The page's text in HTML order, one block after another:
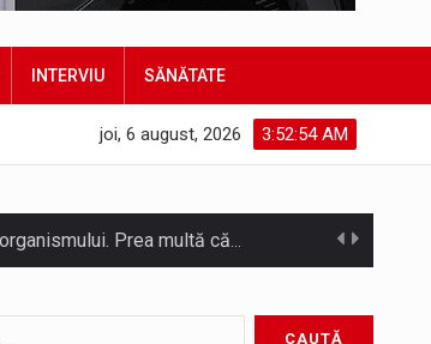
INTERVIU SĂNĂTATE
3:52:56 AM
joi, 6 august, 2026